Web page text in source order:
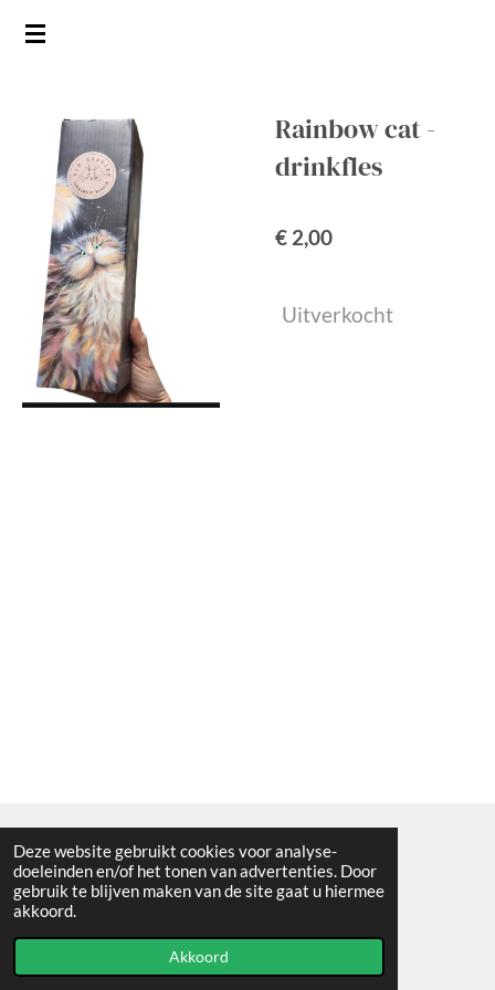
Deze website gebruikt cookies voor analyse-
doeleinden en/of het tonen van advertenties. Door
gebruik te blijven maken van de site gaat u hiermee
akkoord.
Akkoord
Ga
hoofdinhoud
Rainbow cat -
drinkfles
€ 2,00
Uitverkocht
Algemene voorwaarden
© 2021 - RC en mineralenshop Het vlinderpad